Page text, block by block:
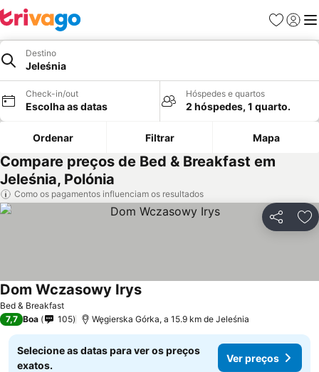
Favoritos
Iniciar
Destino
Jeleśnia
Check-in/out
Escolha as datas
Hóspedes e quartos
2 hóspedes, 1 quarto.
Ordenar Filtrar Mapa
Compare preços de Bed & Breakfast em
Jeleśnia, Polónia
Como os pagamentos influenciam os resultados
Partilhar
Bed & Breakfast
Dom Wczasowy IrysVer preços
7,7 Boa 105 Węgierska Górka, a 15.9 km de Jeleśnia
Selecione as datas para ver os preços
exatos.
Ver preços